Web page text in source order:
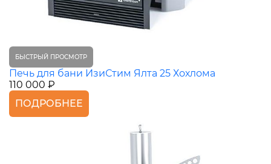
БЫСТРЫЙ ПРОСМОТР
Печь для бани ИзиСтим Ялта 25 Хохлома
110 000 ₽
ПОДРОБНЕЕ